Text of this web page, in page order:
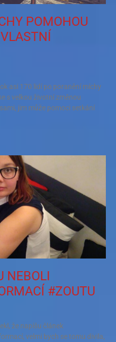
POMOHOU
asi 170 lidí po poranění míchy
s velkou životní změnou
jim může pomoci setkání
NEBOLI
#ZOUTU
že napíšu článek
velmi bych se tomu divila,